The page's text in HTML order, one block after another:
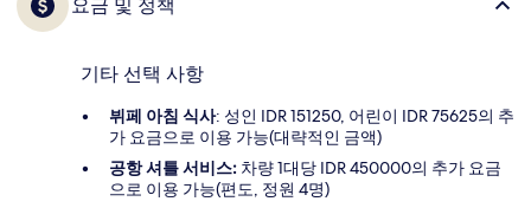
요금 및 정책
기타 선택 사항
뷔페 아침 식사: 성인 IDR 151250, 어린이 IDR 75625의 추
가 요금으로 이용 가능(대략적인 금액)
공항 셔틀 서비스: 차량 1대당 IDR 450000의 추가 요금
으로 이용 가능(편도, 정원 4명)